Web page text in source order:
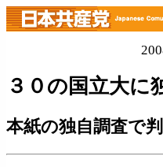
３０の国立大に
本紙の独自調査で